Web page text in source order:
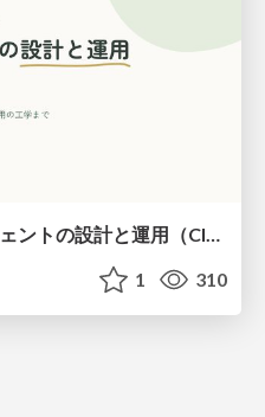
Advanced：マルチエージェントの設計と運用（Claude Code）
1 310